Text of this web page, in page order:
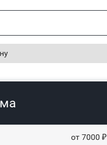
от 7000 ₽